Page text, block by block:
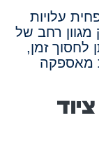
עלויות
רחב של
לחסוך זמן,
מאספקה